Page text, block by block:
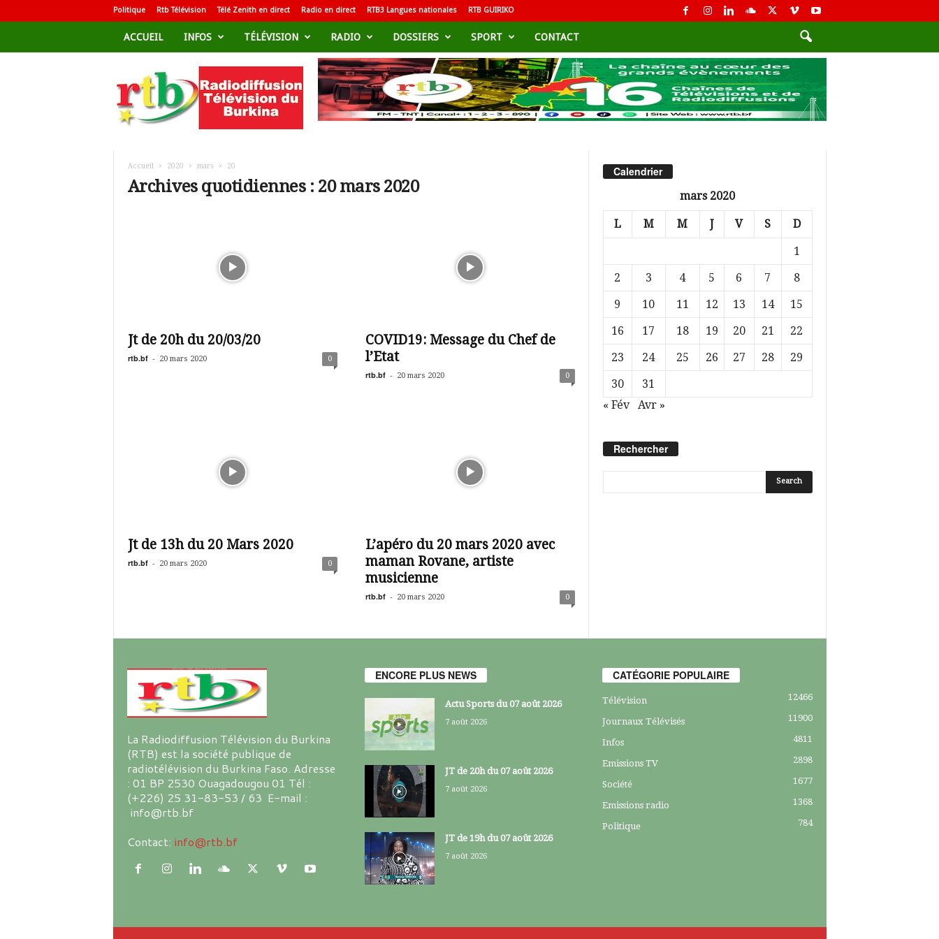
Politique Rtb Télévision Télé Zenith en direct Radio en direct RTB3 Langues nationales RTB GUIRIKO
ACCUEIL INFOS TÉLÉVISION RADIO DOSSIERS SPORT CONTACT
d
i
Accueil 2020 mars 20
Archives quotidiennes : 20 mars 2020
Jt de 20h du 20/03/20
rtb.bf - 20 mars 2020 0
COVID19: Message du Chef de
l’Etat
rtb.bf - 20 mars 2020 0
Jt de 13h du 20 Mars 2020
rtb.bf - 20 mars 2020 0
L’apéro du 20 mars 2020 avec
maman Rovane, artiste
musicienne
rtb.bf - 20 mars 2020 0
Calendrier
mars 2020
L M M J V S D
1
2
3 4 5 6 7
8
9
10 11 12 13 14
15
16
17 18 19 20 21
22
23
24 25 26 27 28
29
30
31
« Fév
Avr »
Rechercher
La Radiodiffusion Télévision du Burkina
(RTB) est la société publique de
radiotélévision du Burkina Faso. Adresse
: 01 BP 2530 Ouagadougou 01 Tél :
(+226) 25 31-83-53 / 63 E-mail :
info@rtb.bf
Contact: info@rtb.bf
ENCORE PLUS NEWS
Actu Sports du 07 août 2026
7 août 2026
JT de 20h du 07 août 2026
7 août 2026
JT de 19h du 07 août 2026
7 août 2026
CATÉGORIE POPULAIRE
Télévision 12466
Journaux Télévisés 11900
Infos 4811
Emissions TV 2898
Société 1677
Emissions radio 1368
Politique 784